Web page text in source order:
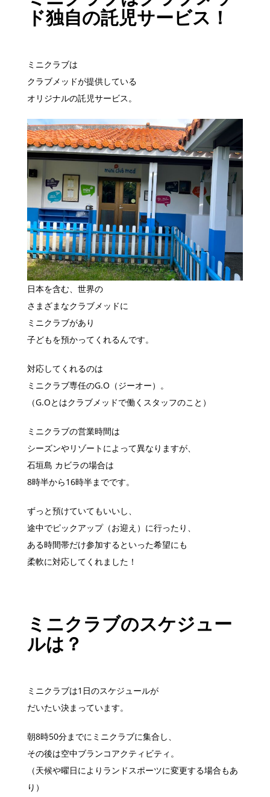
ド独自の託児サービス！
ミニクラブは
クラブメッドが提供している
オリジナルの託児サービス。
日本を含む、世界の
さまざまなクラブメッドに
ミニクラブがあり
子どもを預かってくれるんです。
対応してくれるのは
ミニクラブ専任のG.O（ジーオー）。
（G.Oとはクラブメッドで働くスタッフのこと）
ミニクラブの営業時間は
シーズンやリゾートによって異なりますが、
石垣島 カビラの場合は
8時半から16時半までです。
ずっと預けていてもいいし、
途中でピックアップ（お迎え）に行ったり、
ある時間帯だけ参加するといった希望にも
柔軟に対応してくれました！
ミニクラブのスケジュー
ルは？
ミニクラブは1日のスケジュールが
だいたい決まっています。
朝8時50分までにミニクラブに集合し、
その後は空中ブランコアクティビティ。
（天候や曜日によりランドスポーツに変更する場合もあ
り）